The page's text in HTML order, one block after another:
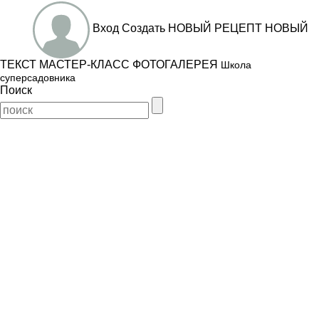
Вход Создать НОВЫЙ РЕЦЕПТ НОВЫЙ
ТЕКСТ МАСТЕР-КЛАСС ФОТОГАЛЕРЕЯ Школа
суперсадовника
Поиск